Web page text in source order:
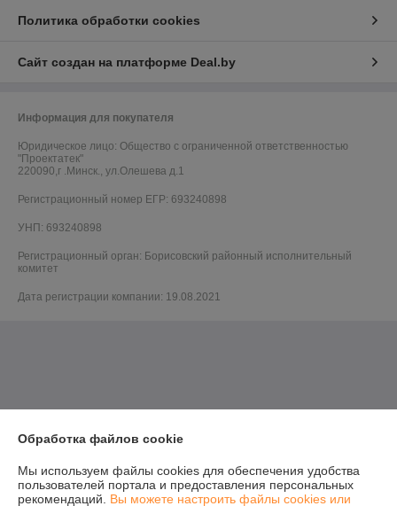
Политика обработки cookies
Сайт создан на платформе Deal.by
Информация для покупателя
Юридическое лицо: Общество с ограниченной ответственностью
"Проектатек"
220090,г .Минск., ул.Олешева д.1
Регистрационный номер ЕГР: 693240898
УНП: 693240898
Регистрационный орган: Борисовский районный исполнительный
комитет
Дата регистрации компании: 19.08.2021
Обработка файлов cookie
Мы используем файлы cookies для обеспечения удобства
пользователей портала и предоставления персональных
рекомендаций. Вы можете настроить файлы cookies или